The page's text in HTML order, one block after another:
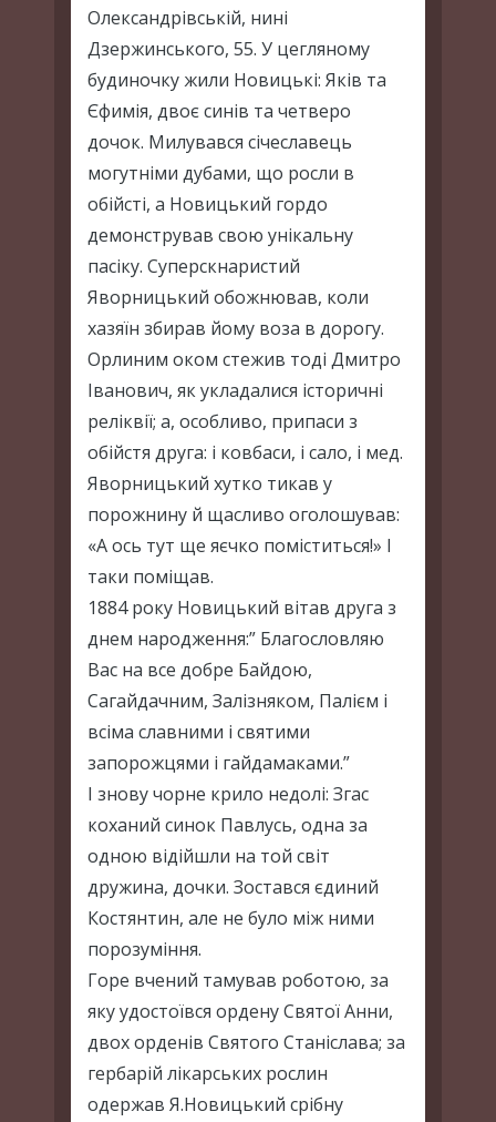
Олександрівській, нині
Дзержинського, 55. У цегляному
будиночку жили Новицькі: Яків та
Єфимія, двоє синів та четверо
дочок. Милувався січеславець
могутніми дубами, що росли в
обійсті, а Новицький гордо
демонстрував свою унікальну
пасіку. Суперскнаристий
Яворницький обожнював, коли
хазяїн збирав йому воза в дорогу.
Орлиним оком стежив тоді Дмитро
Іванович, як укладалися історичні
реліквії; а, особливо, припаси з
обійстя друга: і ковбаси, і сало, і мед.
Яворницький хутко тикав у
порожнину й щасливо оголошував:
«А ось тут ще яєчко поміститься!» І
таки поміщав.
1884 року Новицький вітав друга з
днем народження:” Благословляю
Вас на все добре Байдою,
Сагайдачним, Залізняком, Палієм і
всіма славними і святими
запорожцями і гайдамаками.”
І знову чорне крило недолі: Згас
коханий синок Павлусь, одна за
одною відійшли на той світ
дружина, дочки. Зостався єдиний
Костянтин, але не було між ними
порозуміння.
Горе вчений тамував роботою, за
яку удостоївся ордену Святої Анни,
двох орденів Святого Станіслава; за
гербарій лікарських рослин
одержав Я.Новицький срібну